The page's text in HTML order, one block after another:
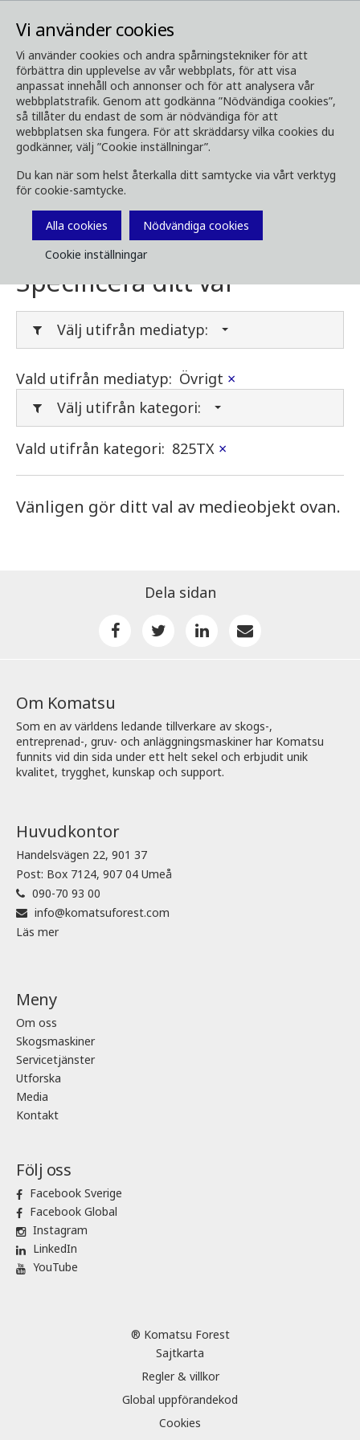
Vi använder cookies
Vi använder cookies och andra spårningstekniker för att
förbättra din upplevelse av vår webbplats, för att visa
anpassat innehåll och annonser och för att analysera vår
webbplatstrafik. Genom att godkänna ”Nödvändiga cookies”,
så tillåter du endast de som är nödvändiga för att
webbplatsen ska fungera. För att skräddarsy vilka cookies du
godkänner, välj ”Cookie inställningar”.
Du kan när som helst återkalla ditt samtycke via vårt verktyg
för cookie-samtycke.
Alla cookies
Nödvändiga cookies
Cookie inställningar
Media Ladda ner media
Ladda ner media
Här kan du ladda ner broschyrer, bilder, videor,
kundtidningar och annan media. Filtrera på
typ eller kategori i menyerna nedan.
Specificera ditt val
Välj utifrån mediatyp:
Vald utifrån mediatyp: Övrigt ×
Välj utifrån kategori:
Vald utifrån kategori: 825TX ×
Vänligen gör ditt val av medieobjekt ovan.
Dela sidan
Om Komatsu
Som en av världens ledande tillverkare av skogs-,
entreprenad-, gruv- och anläggningsmaskiner har Komatsu
funnits vid din sida under ett helt sekel och erbjudit unik
kvalitet, trygghet, kunskap och support.
Huvudkontor
Handelsvägen 22, 901 37
Post: Box 7124, 907 04 Umeå
090-70 93 00
info@komatsuforest.com
Läs mer
Meny
Om oss
Skogsmaskiner
Servicetjänster
Utforska
Media
Kontakt
Följ oss
Facebook Sverige
Facebook Global
Instagram
LinkedIn
YouTube
® Komatsu Forest
Sajtkarta
Regler & villkor
Global uppförandekod
Cookies